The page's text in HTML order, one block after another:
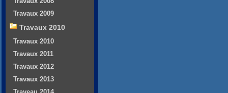
Travaux 2009
Travaux 2010
Travaux 2010
Travaux 2011
Travaux 2012
Travaux 2013